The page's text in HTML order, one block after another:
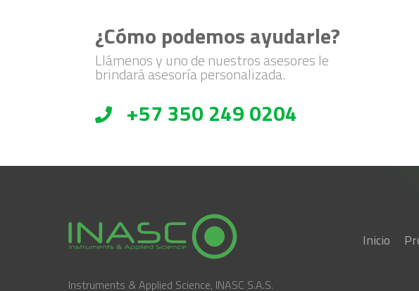
¿Cómo podemos ayudarle?
Llámenos y uno de nuestros asesores le
brindará asesoría personalizada.
+57 350 249 0204
Instruments & Applied Science, INASC S.A.S.
Inicio